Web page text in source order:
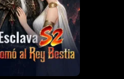
EP 38 EP 39